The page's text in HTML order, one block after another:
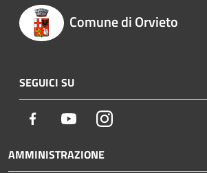
Comune di Orvieto
SEGUICI SU
Facebook YoutubeInstagram
AMMINISTRAZIONE